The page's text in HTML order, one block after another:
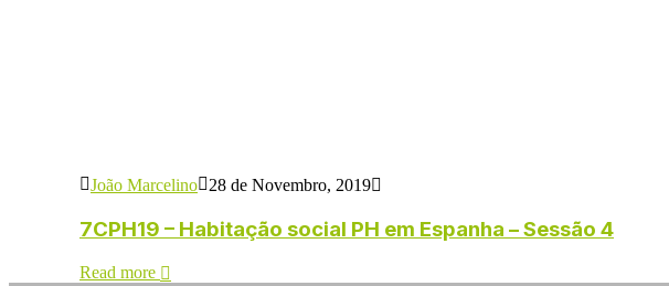
João Marcelino 28 de Novembro, 2019
7CPH19 – Habitação social PH em Espanha – Sessão 4
Read more